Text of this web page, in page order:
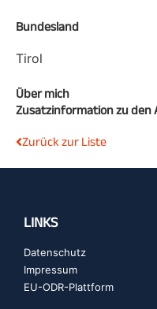
Bundesland
Tirol
Über mich
Zusatzinformation zu
Zurück zur Liste
LINKS
Datenschutz
Impressum
EU-ODR-Plattform